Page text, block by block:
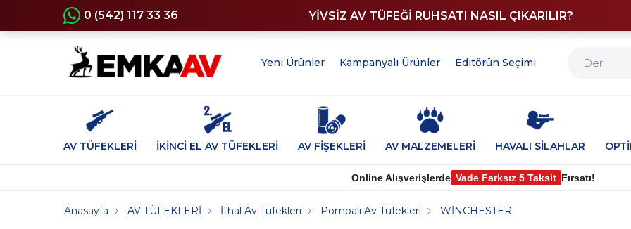
0 (542) 117 33 36 YİVSİZ AV TÜFEĞİ RUHSATI NASIL ÇIKARILIR?
Yeni Ürünler Kampanyalı Ürünler Editörün Seçimi
AV TÜFEKLERİ İKİNCİ EL AV TÜFEKLERİ AV FİŞEKLERİ AV MALZEMELERİ HAVALI SİLAHLAR
Online Alışverişlerde Vade Farksız 5 Taksit Fırsatı!
Anasayfa AV TÜFEKLERİ İthal Av Tüfekleri Pompalı Av Tüfekleri WİNCHESTER